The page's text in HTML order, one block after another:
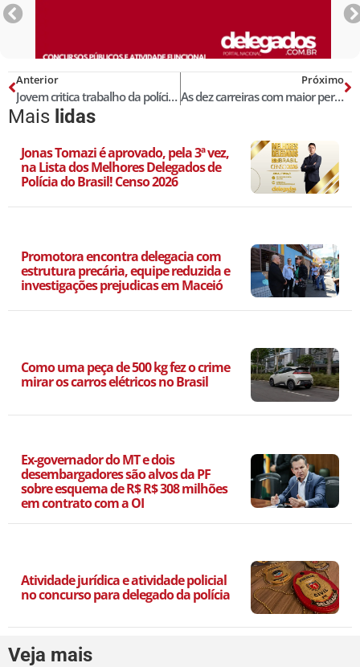
Anterior
Jovem critica trabalho da polícia e delegado registra B.O contra ele no PI
Próximo
As dez carreiras com maior perda salarial no Brasil: Delegado é a pior!
Mais lidas
Jonas Tomazi é aprovado, pela 3ª vez,
na Lista dos Melhores Delegados de
Polícia do Brasil! Censo 2026
Promotora encontra delegacia com
estrutura precária, equipe reduzida e
investigações prejudicas em Maceió
Como uma peça de 500 kg fez o crime
mirar os carros elétricos no Brasil
Ex-governador do MT e dois
desembargadores são alvos da PF
sobre esquema de R$ R$ 308 milhões
em contrato com a OI
Atividade jurídica e atividade policial
no concurso para delegado da polícia
Veja mais